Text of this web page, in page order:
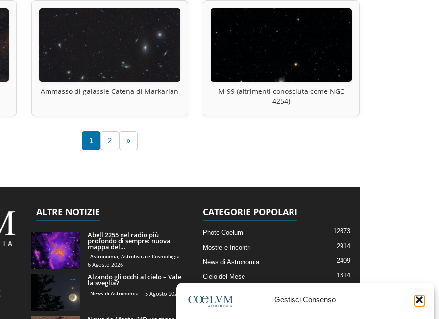
Gestisci Consenso
Ammasso di galassie Catena di Markarian
M 99 (altrimenti conosciuta come NGC
4254)
1 2 »
ALTRE NOTIZIE
Abell 2255 nel radio più
profondo di sempre: nuova
mappa del...
Astronomia, Astrofisica e Cosmologia
6 Agosto 2026
Alzando gli occhi al cielo – Vale
la sveglia?
News di Astronomia 5 Agosto 2026
CATEGORIE POPOLARI
Photo-Coelum 12873
Mostre e Incontri 2914
News di Astronomia 2409
Cielo del Mese 1314
Articoli e Risorse On-Line